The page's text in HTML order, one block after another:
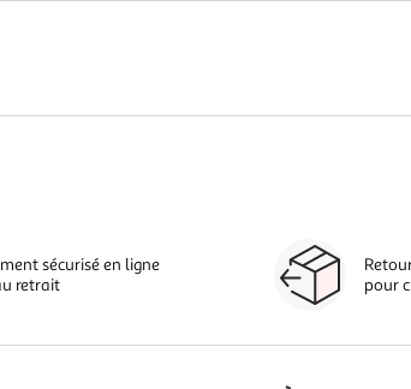
sécurisé en ligne
retrait
pour